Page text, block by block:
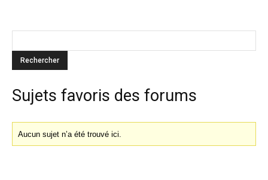
Sujets favoris des forums
Aucun sujet n’a été trouvé ici.